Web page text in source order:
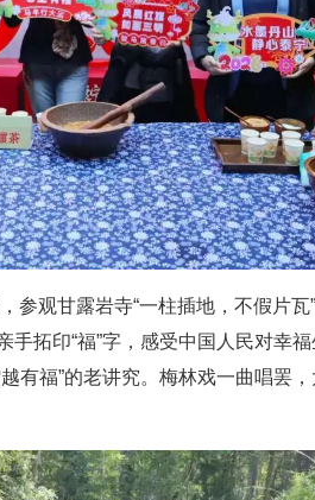
参观甘露岩寺“一柱插地，不假片
拓印“福”字，感受中国人民对幸
有福”的老讲究。梅林戏一曲唱罢